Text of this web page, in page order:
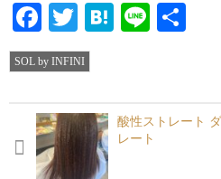
Facebook
TwitterHatena
Line
SOL by INFINI
酸性ストレート️
レート